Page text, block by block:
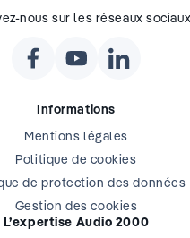
nous sur les réseaux
Informations
Mentions légales
Politique de cookies
de protection des données
Gestion des cookies
L’expertise Audio 2000